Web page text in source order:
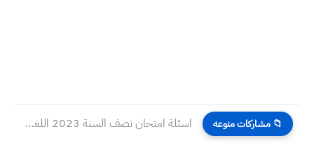
📁 مشاركات منوعه اسئلة امتحان نصف السنة 2023 اللغة الانكليزية لصف الثاني المتوسط...